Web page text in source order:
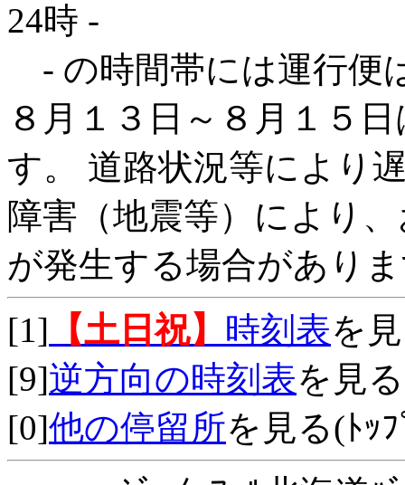
24時 -
- の時間帯には運行便
８月１３日～８月１５
す。 道路状況等により
障害（地震等）により
が発生する場合があり
[1] 【土日祝】 時刻表を
[9]逆方向の時刻表を見る
[0]他の停留所を見る(ﾄｯ